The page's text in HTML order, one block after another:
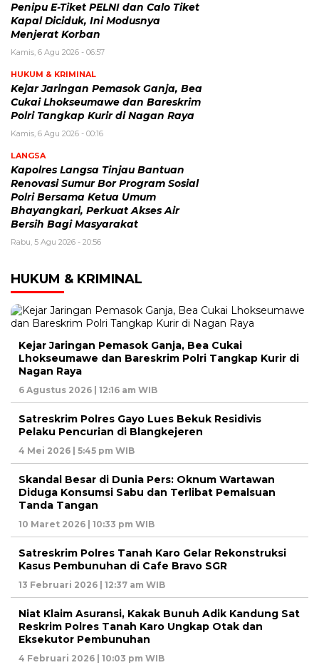
Penipu E-Tiket PELNI dan Calo Tiket
Kapal Diciduk, Ini Modusnya
Menjerat Korban
Kamis, 6 Agu 2026 - 06:57
HUKUM & KRIMINAL
Kejar Jaringan Pemasok Ganja, Bea
Cukai Lhokseumawe dan Bareskrim
Polri Tangkap Kurir di Nagan Raya
Kamis, 6 Agu 2026 - 00:16
LANGSA
Kapolres Langsa Tinjau Bantuan
Renovasi Sumur Bor Program Sosial
Polri Bersama Ketua Umum
Bhayangkari, Perkuat Akses Air
Bersih Bagi Masyarakat
Rabu, 5 Agu 2026 - 20:56
HUKUM & KRIMINAL
Kejar Jaringan Pemasok Ganja, Bea Cukai
Lhokseumawe dan Bareskrim Polri Tangkap Kurir di
Nagan Raya
6 Agustus 2026 | 12:16 am WIB
Satreskrim Polres Gayo Lues Bekuk Residivis
Pelaku Pencurian di Blangkejeren
4 Mei 2026 | 5:45 pm WIB
Skandal Besar di Dunia Pers: Oknum Wartawan
Diduga Konsumsi Sabu dan Terlibat Pemalsuan
Tanda Tangan
10 Maret 2026 | 10:33 pm WIB
Satreskrim Polres Tanah Karo Gelar Rekonstruksi
Kasus Pembunuhan di Cafe Bravo SGR
13 Februari 2026 | 12:37 am WIB
Niat Klaim Asuransi, Kakak Bunuh Adik Kandung Sat
Reskrim Polres Tanah Karo Ungkap Otak dan
Eksekutor Pembunuhan
4 Februari 2026 | 10:03 pm WIB